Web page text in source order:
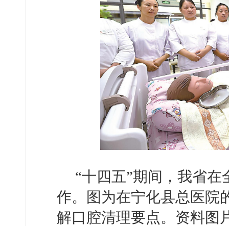
“十四五”期间，我省
作。图为在宁化县总医院
解口腔清理要点。资料图